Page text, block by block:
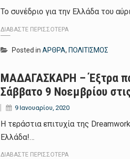
Το συνέδριο για την Ελλάδα του
ΔΙΑΒΆΣΤΕ ΠΕΡΙΣΣΌΤΕΡΑ
Posted in ΑΡΘΡΑ, ΠΟΛΙΤΙΣΜΟΣ
ΜΑΔΑΓΑΣΚΑΡΗ – Έξτρα
Σάββατο 9 Νοεμβρίου
9 Ιανουαρίου, 2020
Η τεράστια επιτυχία της
Ελλάδα!…
ΔΙΑΒΆΣΤΕ ΠΕΡΙΣΣΌΤΕΡΑ